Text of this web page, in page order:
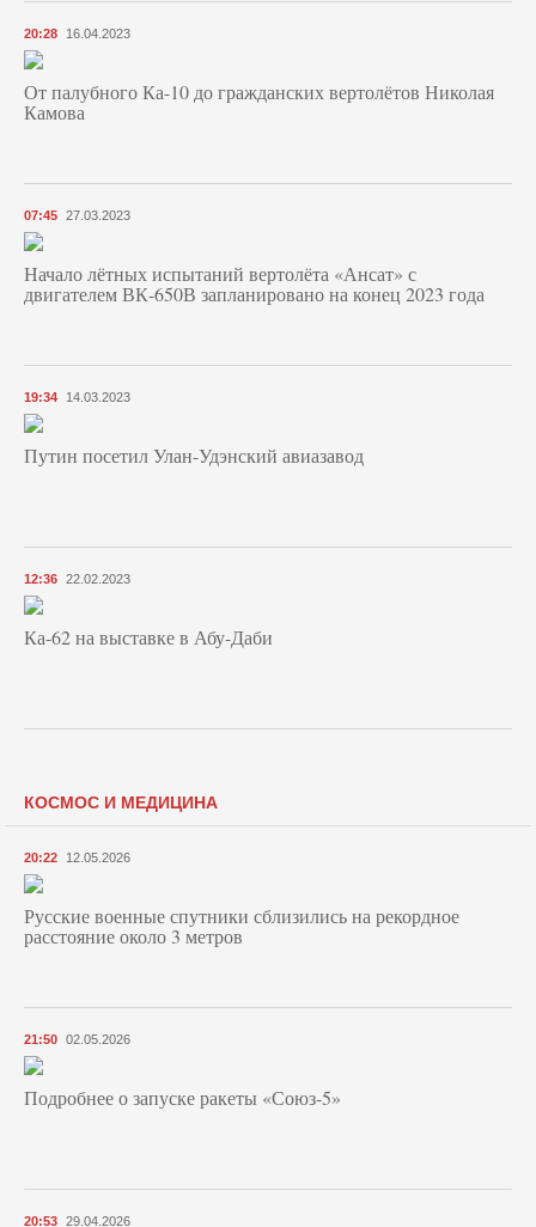
20:28 16.04.2023
От палубного Ка-10 до гражданских вертолётов Николая
Камова
07:45 27.03.2023
Начало лётных испытаний вертолёта «Ансат» с
двигателем ВК-650В запланировано на конец 2023 года
19:34 14.03.2023
Путин посетил Улан-Удэнский авиазавод
12:36 22.02.2023
Ка-62 на выставке в Абу-Даби
КОСМОС И МЕДИЦИНА
20:22 12.05.2026
Русские военные спутники сблизились на рекордное
расстояние около 3 метров
21:50 02.05.2026
Подробнее о запуске ракеты «Союз‑5»
20:53 29.04.2026